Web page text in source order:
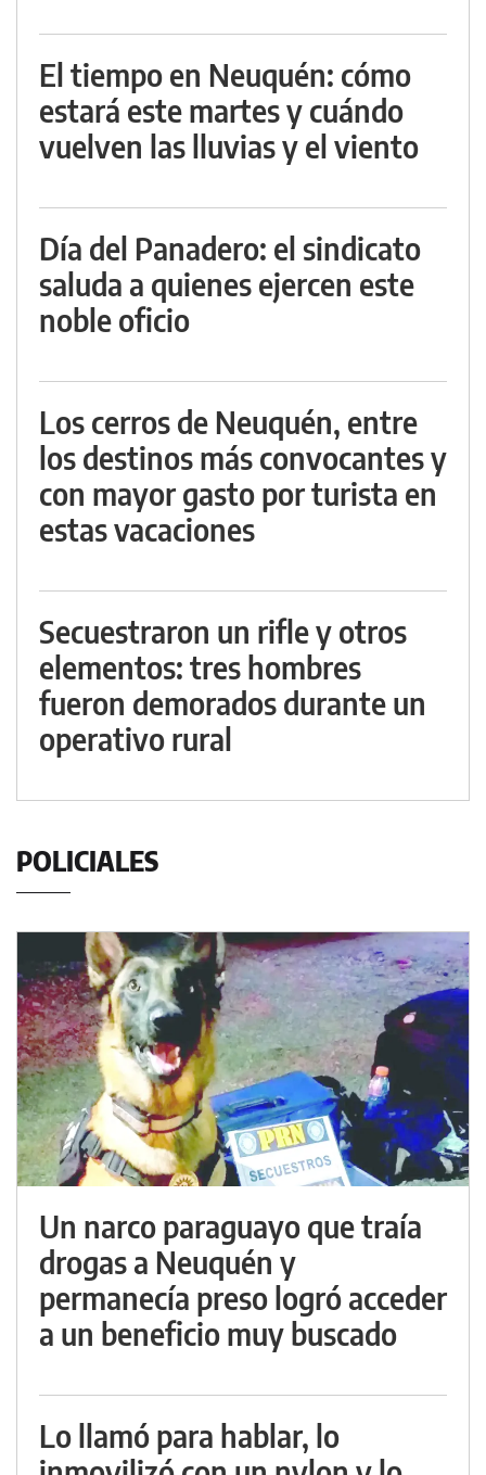
El tiempo en Neuquén: cómo
estará este martes y cuándo
vuelven las lluvias y el viento
Día del Panadero: el sindicato
saluda a quienes ejercen este
noble oficio
Los cerros de Neuquén, entre
los destinos más convocantes y
con mayor gasto por turista en
estas vacaciones
Secuestraron un rifle y otros
elementos: tres hombres
fueron demorados durante un
operativo rural
POLICIALES
Un narco paraguayo que traía
drogas a Neuquén y
permanecía preso logró acceder
a un beneficio muy buscado
Lo llamó para hablar, lo